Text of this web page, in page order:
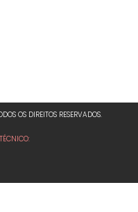
OS DIREITOS RESERVADOS.